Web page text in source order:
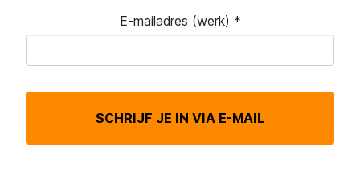
E-mailadres (werk) *
e
SCHRIJF JE IN VIA E-MAIL